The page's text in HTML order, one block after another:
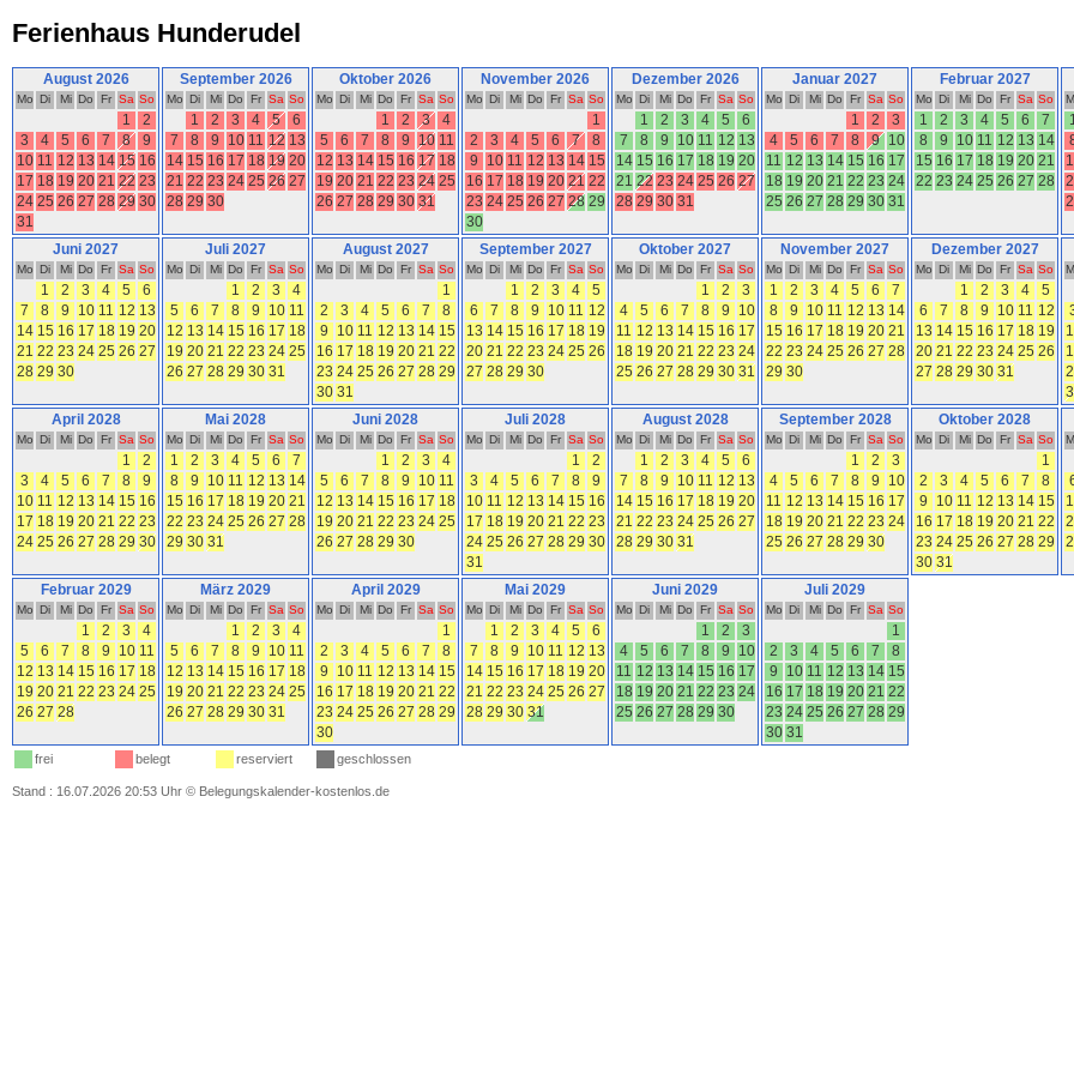
Ferienhaus Hunderudel
August 2026
Mo Di Mi Do Fr Sa So
1
2
3
4 5 6 7 8
9
10 11 12 13 14 15 16
17 18 19 20 21 22 23
24 25 26 27 28 29 30
31
September 2026
Mo Di Mi Do Fr Sa So
1 2 3 4 5
6
7
8 9 10 11 12 13
14 15 16 17 18 19 20
21 22 23 24 25 26 27
28 29 30
Oktober 2026
Mo Di Mi Do Fr Sa So
1 2 3
4
5
6 7 8 9 10 11
12 13 14 15 16 17 18
19 20 21 22 23 24 25
26 27 28 29 30 31
November 2026
Mo Di Mi Do Fr Sa So
1
2
3 4 5 6 7
8
9
10 11 12 13 14 15
16 17 18 19 20 21 22
23 24 25 26 27 28 29
30
Dezember 2026
Mo Di Mi Do Fr Sa So
1 2 3 4 5
6
7
8 9 10 11 12 13
14 15 16 17 18 19 20
21 22 23 24 25 26 27
28 29 30 31
Januar 2027
Mo Di Mi Do Fr Sa So
1 2
3
4
5 6 7 8 9 10
11 12 13 14 15 16 17
18 19 20 21 22 23 24
25 26 27 28 29 30 31
Februar 2027
Mo Di Mi Do Fr Sa So
1 2 3 4 5 6
7
8
9 10 11 12 13 14
15 16 17 18 19 20 21
22 23 24 25 26 27 28
Juni 2027
Mo Di Mi Do Fr Sa So
1 2 3 4 5
6
7
8 9 10 11 12 13
14 15 16 17 18 19 20
21 22 23 24 25 26 27
28 29 30
Juli 2027
Mo Di Mi Do Fr Sa So
1 2 3
4
5
6 7 8 9 10 11
12 13 14 15 16 17 18
19 20 21 22 23 24 25
26 27 28 29 30 31
August 2027
Mo Di Mi Do Fr Sa So
1
2
3 4 5 6 7
8
9
10 11 12 13 14 15
16 17 18 19 20 21 22
23 24 25 26 27 28 29
30 31
September 2027
Mo Di Mi Do Fr Sa So
1 2 3 4
5
6
7 8 9 10 11 12
13 14 15 16 17 18 19
20 21 22 23 24 25 26
27 28 29 30
Oktober 2027
Mo Di Mi Do Fr Sa So
1 2
3
4
5 6 7 8 9
10
11 12 13 14 15 16 17
18 19 20 21 22 23 24
25 26 27 28 29 30 31
November 2027
Mo Di Mi Do Fr Sa So
1 2 3 4 5 6
7
8
9 10 11 12 13 14
15 16 17 18 19 20 21
22 23 24 25 26 27 28
29 30
Dezember 2027
Mo Di Mi Do Fr Sa So
1 2 3 4
5
6
7 8 9 10 11 12
13 14 15 16 17 18 19
20 21 22 23 24 25 26
27 28 29 30 31
April 2028
Mo Di Mi Do Fr Sa So
1
2
3
4 5 6 7 8
9
10 11 12 13 14 15 16
17 18 19 20 21 22 23
24 25 26 27 28 29 30
Mai 2028
Mo Di Mi Do Fr Sa So
1 2 3 4 5 6
7
8
9 10 11 12 13 14
15 16 17 18 19 20 21
22 23 24 25 26 27 28
29 30 31
Juni 2028
Mo Di Mi Do Fr Sa So
1 2 3
4
5
6 7 8 9 10 11
12 13 14 15 16 17 18
19 20 21 22 23 24 25
26 27 28 29 30
Juli 2028
Mo Di Mi Do Fr Sa So
1
2
3
4 5 6 7 8
9
10 11 12 13 14 15 16
17 18 19 20 21 22 23
24 25 26 27 28 29 30
31
August 2028
Mo Di Mi Do Fr Sa So
1 2 3 4 5
6
7
8 9 10 11 12 13
14 15 16 17 18 19 20
21 22 23 24 25 26 27
28 29 30 31
September 2028
Mo Di Mi Do Fr Sa So
1 2
3
4
5 6 7 8 9
10
11 12 13 14 15 16 17
18 19 20 21 22 23 24
25 26 27 28 29 30
Oktober 2028
Mo Di Mi Do Fr Sa So
1
2
3 4 5 6 7
8
9
10 11 12 13 14 15
16 17 18 19 20 21 22
23 24 25 26 27 28 29
30 31
Februar 2029
Mo Di Mi Do Fr Sa So
1 2 3
4
5
6 7 8 9 10 11
12 13 14 15 16 17 18
19 20 21 22 23 24 25
26 27 28
März 2029
Mo Di Mi Do Fr Sa So
1 2 3
4
5
6 7 8 9 10 11
12 13 14 15 16 17 18
19 20 21 22 23 24 25
26 27 28 29 30 31
April 2029
Mo Di Mi Do Fr Sa So
1
2
3 4 5 6 7
8
9
10 11 12 13 14 15
16 17 18 19 20 21 22
23 24 25 26 27 28 29
30
Mai 2029
Mo Di Mi Do Fr Sa So
1 2 3 4 5
6
7
8 9 10 11 12 13
14 15 16 17 18 19 20
21 22 23 24 25 26 27
28 29 30 31
Juni 2029
Mo Di Mi Do Fr Sa So
1 2
3
4
5 6 7 8 9
10
11 12 13 14 15 16 17
18 19 20 21 22 23 24
25 26 27 28 29 30
Juli 2029
Mo Di Mi Do Fr Sa So
1
2
3 4 5 6 7
8
9
10 11 12 13 14 15
16 17 18 19 20 21 22
23 24 25 26 27 28 29
30 31
frei belegt reserviert geschlossen
Stand : 16.07.2026 20:53 Uhr © Belegungskalender-kostenlos.de